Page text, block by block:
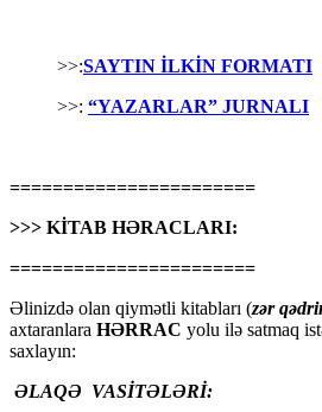
>>:SAYTIN İLKİN FORMATI
>>: “YAZARLAR” JURNALI
=======================
>>> KİTAB HƏRACLARI:
=======================
Əlinizdə olan qiymətli kitabları (zər
axtaranlara HƏRRAC yolu ilə satmaq
saxlayın:
ƏLAQƏ VASİTƏLƏRİ: